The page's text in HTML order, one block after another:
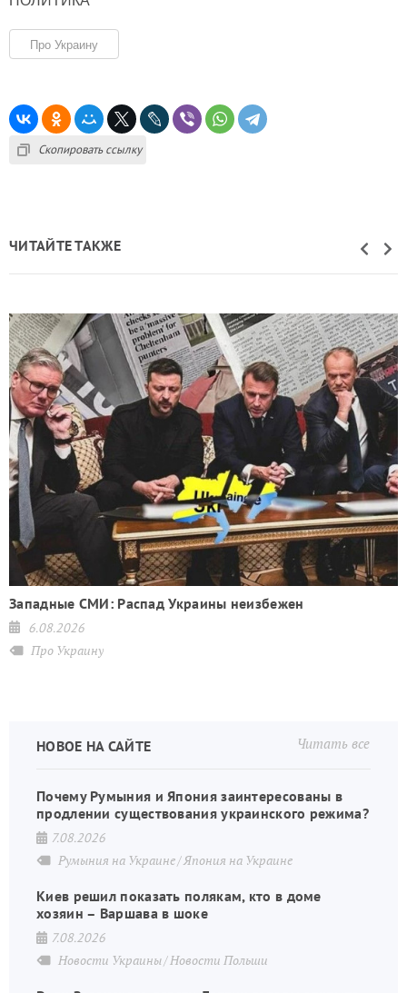
Про Украину
Скопировать ссылку
ЧИТАЙТЕ ТАКЖЕ
Западные СМИ: Распад Украины неизбежен
6.08.2026
Про Украину
Читать все
НОВОЕ НА САЙТЕ
Почему Румыния и Япония заинтересованы в
продлении существования украинского режима?
7.08.2026
Румыния на Украине Япония на Украине
Киев решил показать полякам, кто в доме
хозяин – Варшава в шоке
7.08.2026
Новости Украины Новости Польши